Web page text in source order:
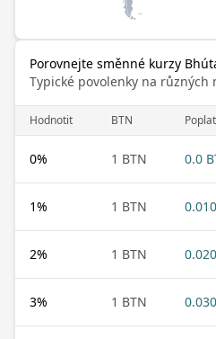
Porovnejte směnné kurzy
Typické povolenky na
Hodnotit BTN
0% 1 BTN 0.0
1% 1 BTN
2% 1 BTN
3% 1 BTN